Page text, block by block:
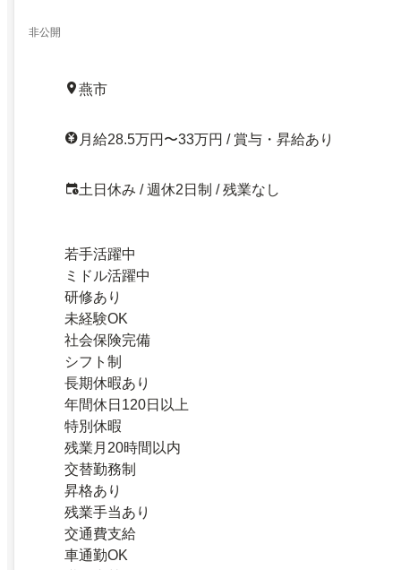
非公開
燕市
月給28.5万円〜33万円 / 賞与・昇給あり
土日休み / 週休2日制 / 残業なし
若手活躍中
ミドル活躍中
研修あり
未経験OK
社会保険完備
シフト制
長期休暇あり
年間休日120日以上
特別休暇
残業月20時間以内
交替勤務制
昇格あり
残業手当あり
交通費支給
車通勤OK